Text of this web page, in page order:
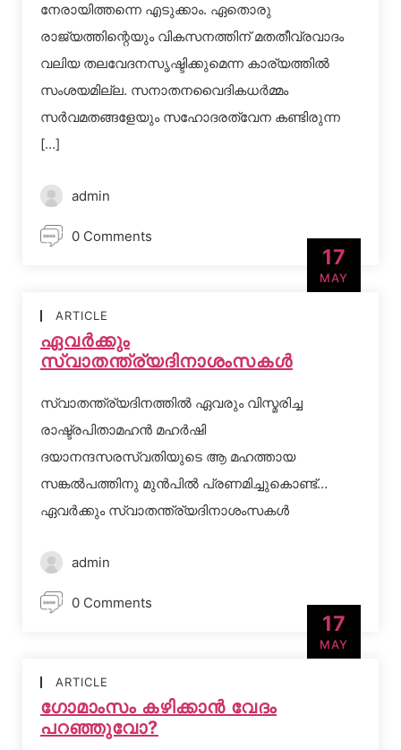
നേരായിത്തന്നെ എടുക്കാം. ഏതൊരു
രാജ്യത്തിന്റെയും വികസനത്തിന് മതതീവ്രവാദം
വലിയ തലവേദനസൃഷ്ടിക്കുമെന്ന കാര്യത്തില്‍
സംശയമില്ല. സനാതനവൈദികധര്‍മ്മം
സര്‍വമതങ്ങളേയും സഹോദരത്വേന കണ്ടിരുന്ന
[…]
admin
0 Comments
17
MAY
ARTICLE
ഏവര്‍ക്കും
സ്വാതന്ത്ര്യദിനാശംസകള്‍
സ്വാതന്ത്ര്യദിനത്തില്‍ ഏവരും വിസ്മരിച്ച
രാഷ്ട്രപിതാമഹന്‍ മഹര്‍ഷി
ദയാനന്ദസരസ്വതിയുടെ ആ മഹത്തായ
സങ്കല്‍പത്തിനു മുന്‍പില്‍ പ്രണമിച്ചുകൊണ്ട്…
ഏവര്‍ക്കും സ്വാതന്ത്ര്യദിനാശംസകള്‍
admin
0 Comments
17
MAY
ARTICLE
ഗോമാംസം കഴിക്കാന്‍ വേദം
പറഞ്ഞുവോ?